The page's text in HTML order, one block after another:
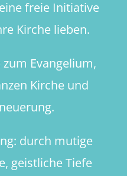
freie Initiative
Kirche lieben.
Evangelium,
Kirche und
durch mutige
geistliche Tiefe